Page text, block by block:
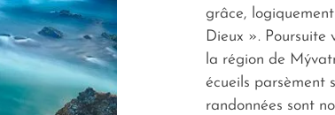
grâce,
Dieux ». Poursuite
la région de
écueils parsèment
randonnées sont